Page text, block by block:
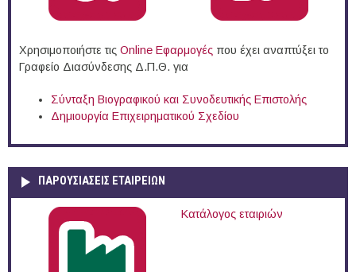
Χρησιμοποιήστε τις Online Eφαρμογές που έχει αναπτύξει το
Γραφείο Διασύνδεσης Δ.Π.Θ. για
Σύνταξη Βιογραφικού και Συνοδευτικής Επιστολής
Δημιουργία Επιχειρηματικού Σχεδίου
ΠΑΡΟΥΣΙΆΣΕΙΣ ΕΤΑΙΡΕΙΏΝ
Κατάλογος εταιριών